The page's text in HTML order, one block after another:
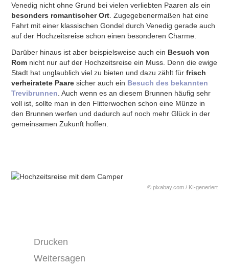
Venedig nicht ohne Grund bei vielen verliebten Paaren als ein
besonders romantischer Ort . Zugegebenermaßen hat eine
Fahrt mit einer klassischen Gondel durch Venedig gerade auch
auf der Hochzeitsreise schon einen besonderen Charme.
Darüber hinaus ist aber beispielsweise auch ein Besuch von
Rom nicht nur auf der Hochzeitsreise ein Muss. Denn die ewige
Stadt hat unglaublich viel zu bieten und dazu zählt fürfrisch
verheiratete Paare sicher auch ein Besuch des bekannten
Trevibrunnen . Auch wenn es an diesem Brunnen häufig sehr
voll ist, sollte man in den Flitterwochen schon eine Münze in
den Brunnen werfen und dadurch auf noch mehr Glück in der
gemeinsamen Zukunft hoffen.
© pixabay.com / KI-generiert
Drucken
Weitersagen